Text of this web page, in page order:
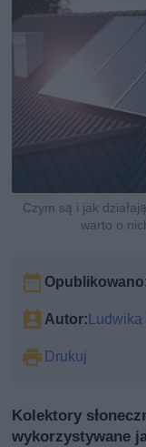
Czym są i jak
warto o
Autor:
Drukuj
Kolektory
wykorzystywane